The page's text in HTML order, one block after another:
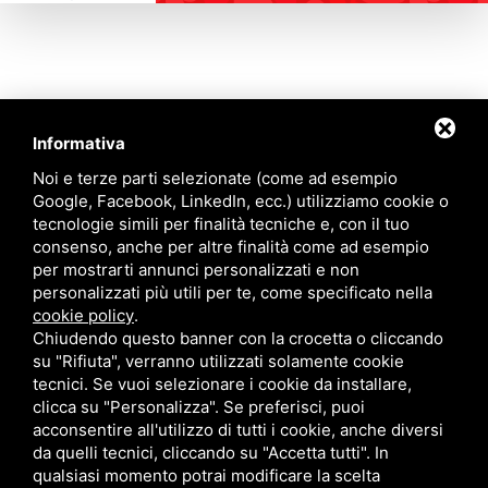
Informativa
Noi e terze parti selezionate (come ad esempio
Google, Facebook, LinkedIn, ecc.) utilizziamo cookie o
tecnologie simili per finalità tecniche e, con il tuo
consenso, anche per altre finalità come ad esempio
per mostrarti annunci personalizzati e non
personalizzati più utili per te, come specificato nella
cookie policy.
Chiudendo questo banner con la crocetta o cliccando
su "Rifiuta", verranno utilizzati solamente cookie
tecnici. Se vuoi selezionare i cookie da installare,
clicca su "Personalizza". Se preferisci, puoi
acconsentire all'utilizzo di tutti i cookie, anche diversi
da quelli tecnici, cliccando su "Accetta tutti". In
qualsiasi momento potrai modificare la scelta
Contattaci
Via Quinto Bucci, 205, 47521 Cesena (FC)
+39 0543 31536
+39 320 6635083
info@amiciziaeamore.it
Links
Chi siamo
Crea il tuo profilo
Franchising
Annunci
Blog
Contatti
Follow Us